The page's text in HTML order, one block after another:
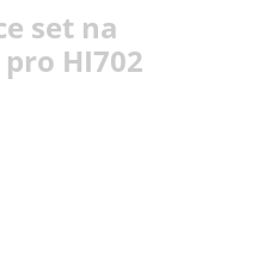
set na
HI702